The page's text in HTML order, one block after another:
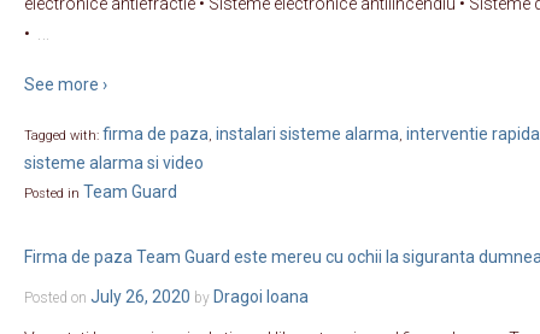
•
See more ›
Tagged with: firma de paza, instalari sisteme alarma, interventie rapida
sisteme alarma si video
Posted in Team Guard
Firma de paza Team Guard este mereu cu ochii la siguranta
Posted on July 26, 2020 by Dragoi Ioana